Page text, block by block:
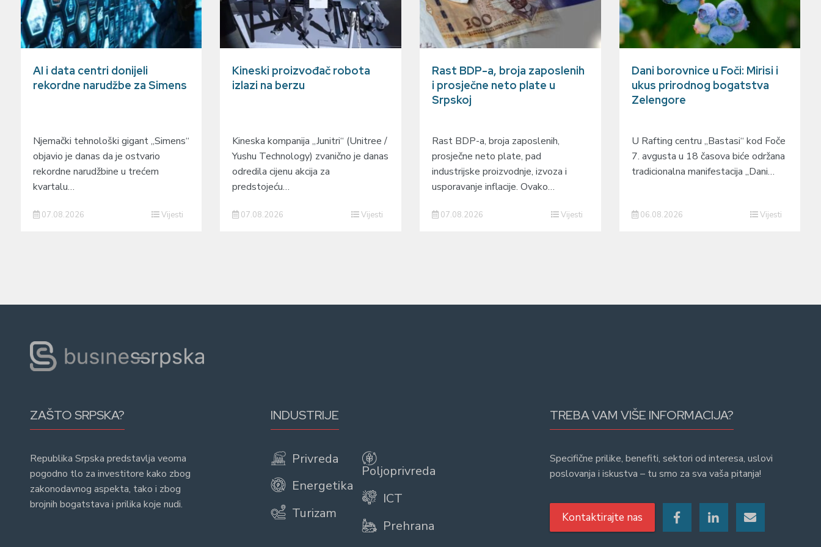
AI i data centri donijeli
rekordne narudžbe za Simens
Njemački tehnološki gigant „Simens“
objavio je danas da je ostvario
rekordne narudžbine u trećem
kvartalu…
07.08.2026 Vijesti
Kineski proizvođač robota
izlazi na berzu
Kineska kompanija „Junitri“ (Unitree /
Yushu Technology) zvanično je danas
odredila cijenu akcija za
predstojeću…
07.08.2026 Vijesti
Rast BDP-a, broja zaposlenih
i prosječne neto plate u
Srpskoj
Rast BDP-a, broja zaposlenih,
prosječne neto plate, pad
industrijske proizvodnje, izvoza i
usporavanje inflacije. Ovako…
07.08.2026 Vijesti
Dani borovnice u Foči: Mirisi i
ukus prirodnog bogatstva
Zelengore
U Rafting centru „Bastasi“ kod Foče
7. avgusta u 18 časova biće održana
tradicionalna manifestacija „Dani…
06.08.2026 Vijesti
ZAŠTO SRPSKA?
Republika Srpska predstavlja veoma
pogodno tlo za investitore kako zbog
zakonodavnog aspekta, tako i zbog
brojnih bogatstava i prilika koje nudi.
INDUSTRIJE
Privreda
Energetika
Turizam
Poljoprivreda
ICT
Prehrana
TREBA VAM VIŠE INFORMACIJA?
Specifične prilike, benefiti, sektori od interesa, uslovi
poslovanja i iskustva – tu smo za sva vaša pitanja!
Kontaktirajte nas